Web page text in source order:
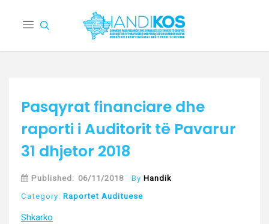
Pasqyrat financiare dhe
raporti i Auditorit të Pavarur
31 dhjetor 2018
Published: 06/11/2018 By Handik
Category: Raportet Audituese
Shkarko